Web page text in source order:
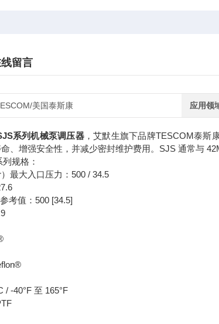
留言
美国泰斯康 应用领
系列机械泵调压器，艾默生旗下品牌TESCOM泰斯
、增强安全性，并减少密封维护费用。SJS 通常与
规格：
最大入口压力：500 / 34.5
考值：500 [34.5]
/ -40°F 至 165°F